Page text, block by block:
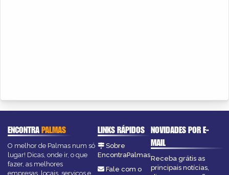
ENCONTRAPALMAS
O melhor de Palmas num só
lugar! Dicas, onde ir, o que
fazer, as melhores
empresas, locais, serviços e
LINKS RÁPIDOS
Sobre
EncontraPalmas
Fale com o
NOVIDADES POR E-
MAIL
Receba grátis as
principais notícias,